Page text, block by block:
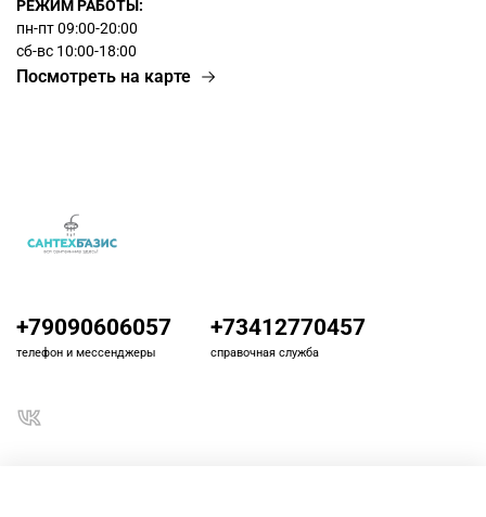
РЕЖИМ РАБОТЫ:
пн-пт 09:00-20:00
сб-вс 10:00-18:00
Посмотреть на карте
+79090606057
телефон и мессенджеры
+73412770457
справочная служба